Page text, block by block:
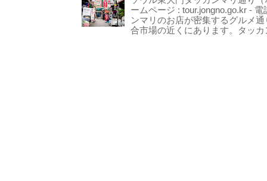
ームページ : tour.jongno.go.kr -
ンマリのお店が密集するグルメ
合市場の近くにあります。タッ